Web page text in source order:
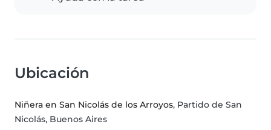
Ubicación
Niñera en San Nicolás de los Arroyos, Partido de San
Nicolás, Buenos Aires